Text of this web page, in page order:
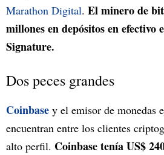
Marathon Digital. El minero de
millones en depósitos en efectivo
Signature.
Dos peces grandes
Coinbase y el emisor de monedas
encuentran entre los clientes
alto perfil. Coinbase tenía US$